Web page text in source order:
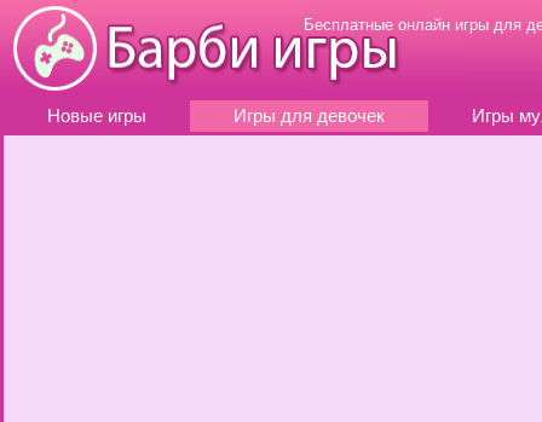
Бесплатные онлайн игры для
Новые игры Игры для девочек Игры